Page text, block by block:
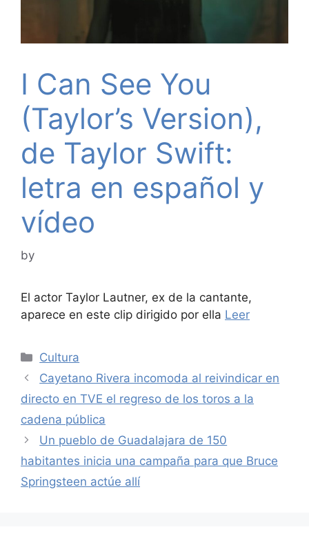
I Can See You
(Taylor’s Version),
de Taylor Swift:
letra en español y
vídeo
by
El actor Taylor Lautner, ex de la cantante,
aparece en este clip dirigido por ella Leer
Categories
Cultura
Cayetano Rivera incomoda al reivindicar en
directo en TVE el regreso de los toros a la
cadena pública
Un pueblo de Guadalajara de 150
habitantes inicia una campaña para que Bruce
Springsteen actúe allí